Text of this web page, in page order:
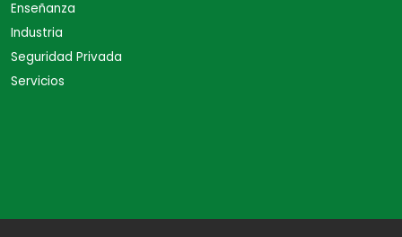
Enseñanza
Industria
Seguridad Privada
Servicios